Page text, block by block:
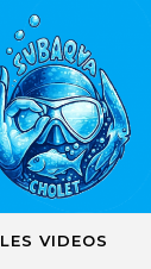
LES VIDEOS